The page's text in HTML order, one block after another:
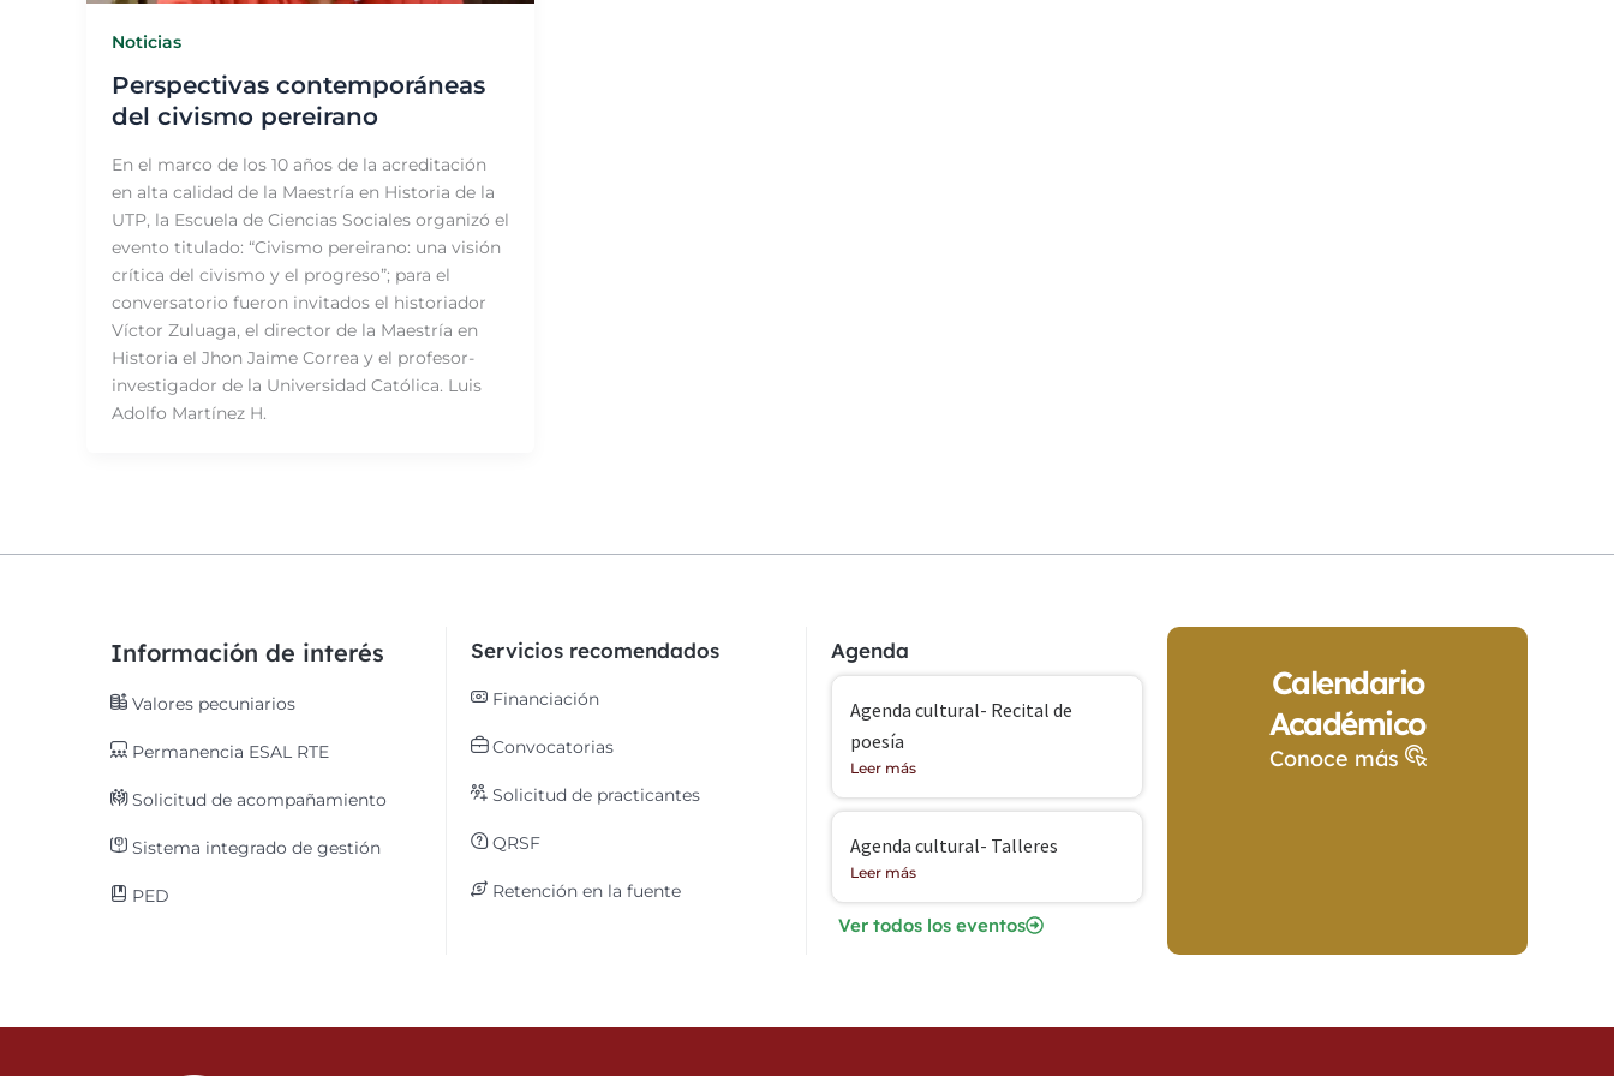
Noticias
Perspectivas contemporáneas
del civismo pereirano
En el marco de los 10 años de la acreditación
en alta calidad de la Maestría en Historia de la
UTP, la Escuela de Ciencias Sociales organizó el
evento titulado: “Civismo pereirano: una visión
crítica del civismo y el progreso”; para el
conversatorio fueron invitados el historiador
Víctor Zuluaga, el director de la Maestría en
Historia el Jhon Jaime Correa y el profesor-
investigador de la Universidad Católica. Luis
Adolfo Martínez H.
Información de interés
Valores pecuniarios
Permanencia ESAL RTE
Solicitud de acompañamiento
Sistema integrado de gestión
PED
Servicios recomendados
Financiación
Convocatorias
Solicitud de practicantes
QRSF
Retención en la fuente
Agenda
Agenda cultural- Recital de
poesía
Leer más
Agenda cultural- Talleres
Leer más
Ver todos los eventos
Calendario
Académico
Conoce más